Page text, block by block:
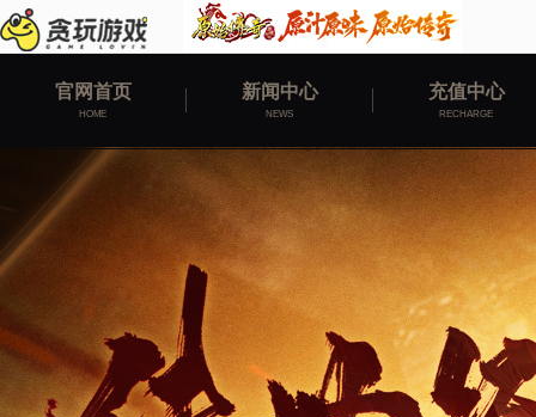
官网首页
HOME
新闻中心
NEWS
充值中心
RECHARGE